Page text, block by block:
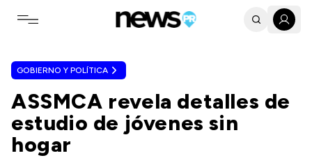
Toggle navigation menu
GOBIERNO Y POLÍTICA
ASSMCA revela detalles de
estudio de jóvenes sin
hogar